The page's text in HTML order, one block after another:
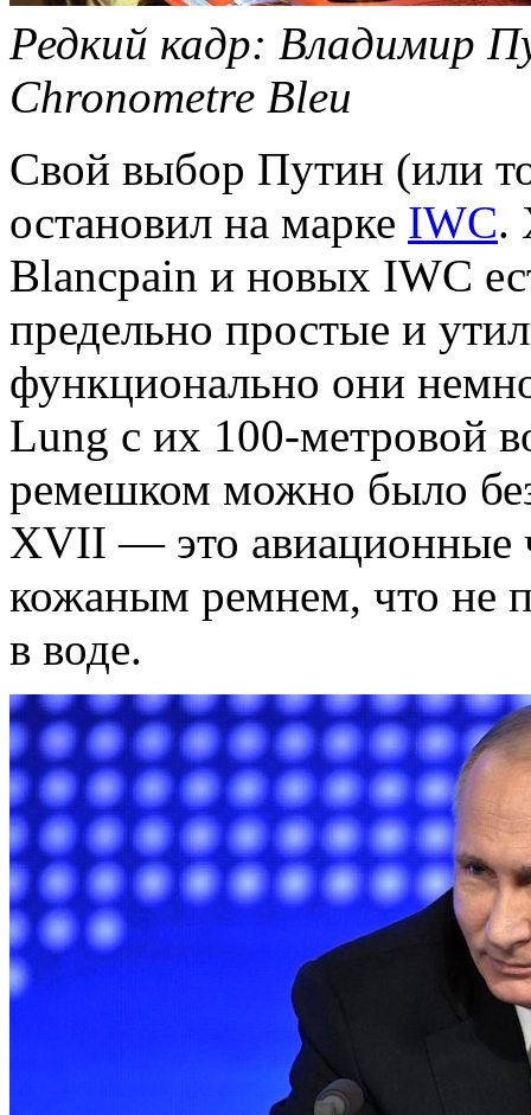
Редкий кадр: Владимир
Chronometre Bleu
Свой выбор Путин (или
остановил на марке IWC.
Blancpain и новых IWC
предельно простые и
функционально они
Lung с их 100-метровой
ремешком можно было
XVII — это авиационные
кожаным ремнем, что не
в воде.